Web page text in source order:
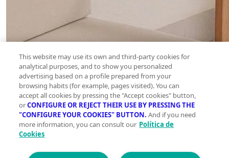
This website may use its own and third-party cookies for
analytical purposes, and to show you personalized
advertising based on a profile prepared from your
browsing habits (for example, pages visited). You can
accept all cookies by pressing the "Accept cookies" button,
orCONFIGURE OR REJECT THEIR USE BY PRESSING THE
"CONFIGURE YOUR COOKIES" BUTTON. And if you need
more information, you can consult our Política de
Cookies